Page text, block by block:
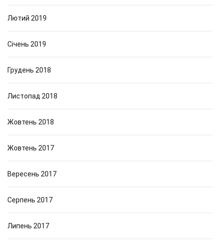
Лютий 2019
Січень 2019
Грудень 2018
Листопад 2018
Жовтень 2018
Жовтень 2017
Вересень 2017
Серпень 2017
Липень 2017